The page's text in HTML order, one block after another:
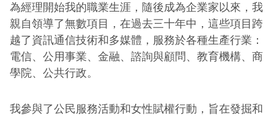
為經理開始我的職業生涯，隨後成為企業家以來，我
親自領導了無數項目，在過去三十年中，這些項目跨
越了資訊通信技術和多媒體，服務於各種生產行業：
電信、公用事業、金融、諮詢與顧問、教育機構、商
學院、公共行政。
我參與了公民服務活動和女性賦權行動，旨在發掘和